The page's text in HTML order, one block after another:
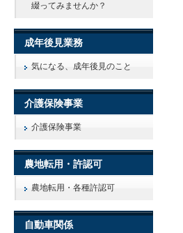
綴ってみませんか？
成年後見業務
気になる、成年後見のこと
介護保険事業
介護保険事業
農地転用・許認可
農地転用・各種許認可
自動車関係